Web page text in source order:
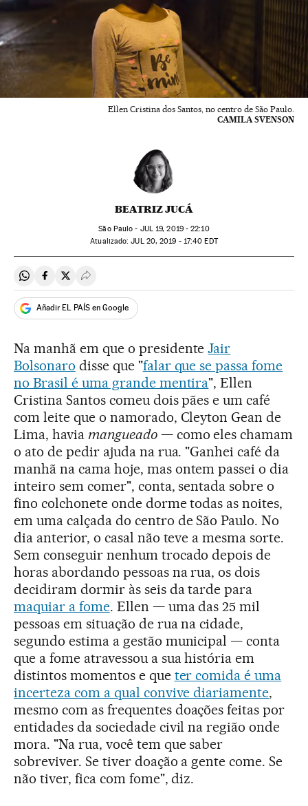
Ellen Cristina dos Santos, no centro de São Paulo.
CAMILA SVENSON
BEATRIZ JUCÁ
São Paulo - JUL19, 2019 - 22:10
atualizado: JUL20, 2019 - 17:40 EDT
Compartir en Whatsapp
Compartir en Facebook
Compartir en Twitter
Desplegar Redes Sociales
Añadir EL PAÍS en Google
Na manhã em que o presidenteJair
Bolsonaro disse que "falar que se passa fome
no Brasil é uma grande mentira", Ellen
Cristina Santos comeu dois pães e um café
com leite que o namorado, Cleyton Gean de
Lima, havia mangueado— como eles chamam
o ato de pedir ajuda na rua. "Ganhei café da
manhã na cama hoje, mas ontem passei o dia
inteiro sem comer", conta, sentada sobre o
fino colchonete onde dorme todas as noites,
em uma calçada do centro de São Paulo. No
dia anterior, o casal não teve a mesma sorte.
Sem conseguir nenhum trocado depois de
horas abordando pessoas na rua, os dois
decidiram dormir às seis da tarde para
maquiar a fome. Ellen — uma das 25 mil
pessoas em situação de rua na cidade,
segundo estima a gestão municipal — conta
que a fome atravessou a sua história em
distintos momentos e que ter comida é uma
incerteza com a qual convive diariamente,
mesmo com as frequentes doações feitas por
entidades da sociedade civil na região onde
mora. "Na rua, você tem que saber
sobreviver. Se tiver doação a gente come. Se
não tiver, fica com fome", diz.